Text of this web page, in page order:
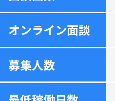
オンライン面談
募集人数